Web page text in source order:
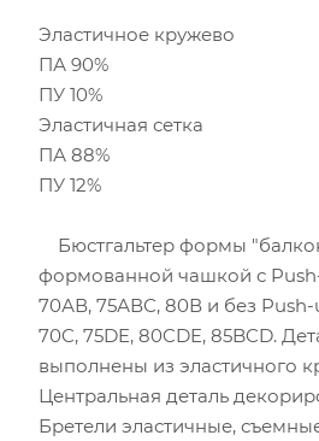
Эластичное кружево
ПА 90%
ПУ 10%
Эластичная сетка
ПА 88%
ПУ 12%
Бюстгальтер формы
формованной чашкой с
70АВ, 75АВС, 80В и без
70C, 75DE, 80CDE, 85BCD.
выполнены из эластичного
Центральная деталь
Бретели эластичные,